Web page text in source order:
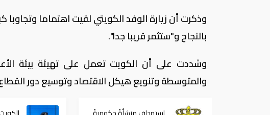
وذكرت أن زيارة الوفد الكويتي لقيت اهتماما وتجاوبا
بالنجاح و"ستثمر قريبا جدا".
وشددت على أن الكويت تعمل على تهيئة بيئة
والمتوسطة وتنويع هيكل الاقتصاد وتوسيع دور